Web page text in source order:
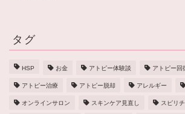
タグ
HSP お金 アトピー体験談 アトピー回
アトピー治療 アトピー脱却 アレルギー
オンラインサロン スキンケア見直し スピリ